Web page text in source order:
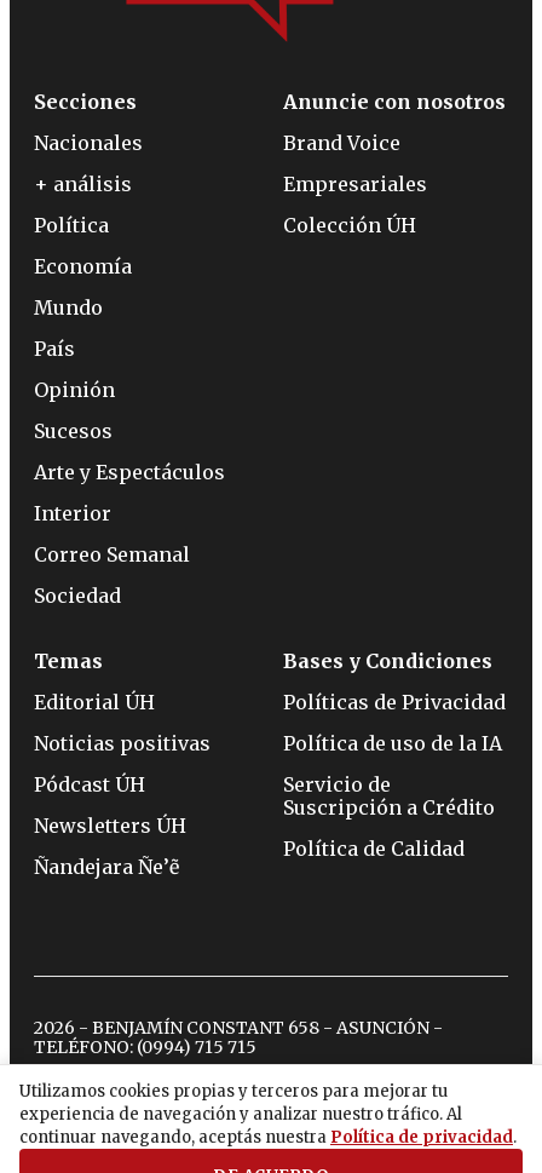
Utilizamos cookies propias y terceros para mejorar tu
experiencia de navegación y analizar nuestro tráfico. Al
continuar navegando, aceptás nuestra Política de privacidad.
Secciones
Nacionales
+ análisis
Política
Economía
Mundo
País
Opinión
Sucesos
Arte y Espectáculos
Interior
Correo Semanal
Sociedad
Anuncie con nosotros
Brand Voice
Empresariales
Colección ÚH
Temas
Editorial ÚH
Noticias positivas
Pódcast ÚH
Newsletters ÚH
Ñandejara Ñe’ẽ
Bases y Condiciones
Políticas de Privacidad
Política de uso de la IA
Servicio de
Suscripción a Crédito
Política de Calidad
2026 - BENJAMÍN CONSTANT 658 - ASUNCIÓN -
TELÉFONO: (0994) 715 715
twitterinstagram
facebook
tiktokyoutubespotify